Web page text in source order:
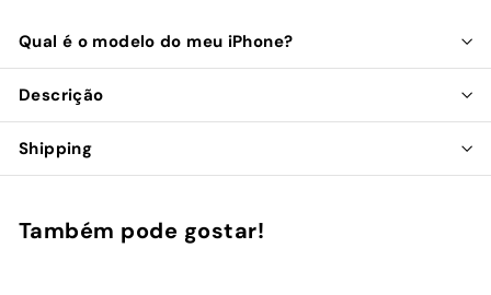
Qual é o modelo do meu iPhone?
Descrição
Shipping
Também pode gostar!